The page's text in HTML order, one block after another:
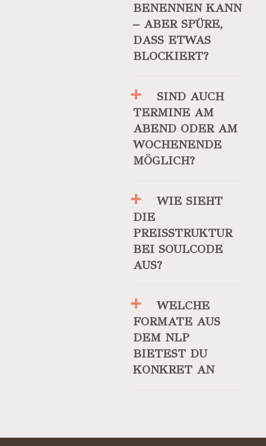
BENENNEN KANN
– ABER SPÜRE,
DASS ETWAS
BLOCKIERT?
SIND AUCH
TERMINE AM
ABEND ODER AM
WOCHENENDE
MÖGLICH?
WIE SIEHT
DIE
PREISSTRUKTUR
BEI SOULCODE
AUS?
WELCHE
FORMATE AUS
DEM NLP
BIETEST DU
KONKRET AN